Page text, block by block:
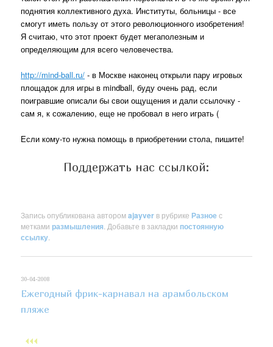
поднятия коллективного духа. Институты, больницы - все
смогут иметь пользу от этого революционного изобретения!
Я считаю, что этот проект будет мегаполезным и
определяющим для всего человечества.
http://mind-ball.ru/ - в Москве наконец открыли пару игровых
площадок для игры в mindball, буду очень рад, если
поигравшие описали бы свои ощущения и дали ссылочку -
сам я, к сожалению, еще не пробовал в него играть (
Если кому-то нужна помощь в приобретении стола, пишите!
Поддержать нас ссылкой:
Запись опубликована авторомajayver в рубрикеРазноес
метками размышления . Добавьте в закладки постоянную
ссылку
30-04-2008
Ежегодный фрик-карнавал на арамбольском
пляже